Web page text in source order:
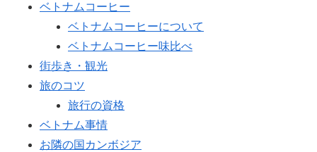
ベトナムコーヒー
ベトナムコーヒーについて
ベトナムコーヒー味比べ
街歩き・観光
旅のコツ
旅行の資格
ベトナム事情
お隣の国カンボジア